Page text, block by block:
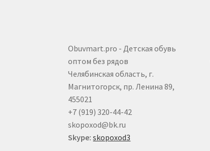
Obuvmart.pro - Детская обувь
оптом без рядов
Челябинская область, г.
Магнитогорск, пр. Ленина 89,
455021
+7 (919) 320-44-42
skopoxod@bk.ru
Skype: skopoxod3